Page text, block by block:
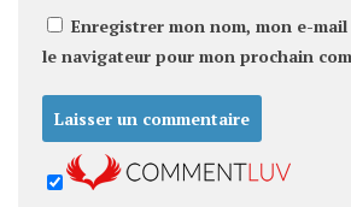
Enregistrer mon nom, mon e-
le navigateur pour mon prochain